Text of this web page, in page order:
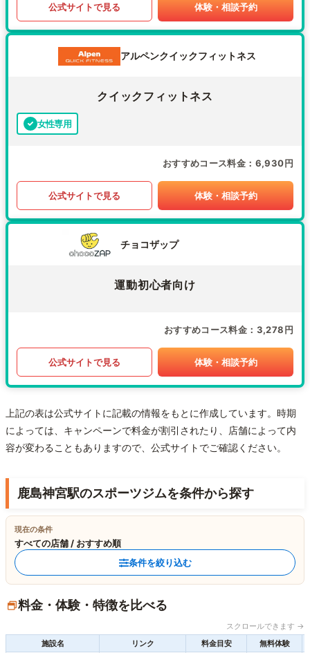
公式サイトで見る 体験・相談予約
アルペンクイックフィットネス
クイックフィットネス
女性専用
おすすめコース料金 6,930円
公式サイトで見る 体験・相談予約
チョコザップ
運動初心者向け
おすすめコース料金 3,278円
公式サイトで見る 体験・相談予約
上記の表は公式サイトに記載の情報をもとに作成しています。時期
によっては、キャンペーンで料金が割引されたり、店舗によって内
容が変わることもありますので、公式サイトでご確認ください。
鹿島神宮駅のスポーツジムを条件から探す
現在の条件
すべての店舗 / おすすめ順
条件を絞り込む
料金・体験・特徴を比べる
スクロールできます →
施設名
リンク 料金目安 無料体験